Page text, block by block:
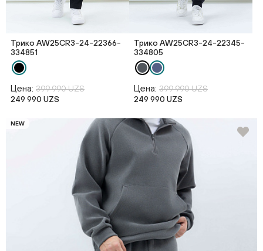
Трико AW25CR3-24-22366-
334851
Цена: 399 990 UZS
249 990 UZS
Трико AW25CR3-24-22345-
334805
Цена: 399 990 UZS
249 990 UZS
NEW